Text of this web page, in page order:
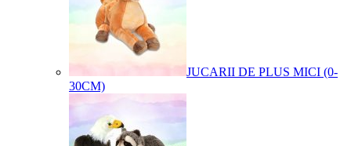
JUCARII DE PLUS MICI (0-
30CM)